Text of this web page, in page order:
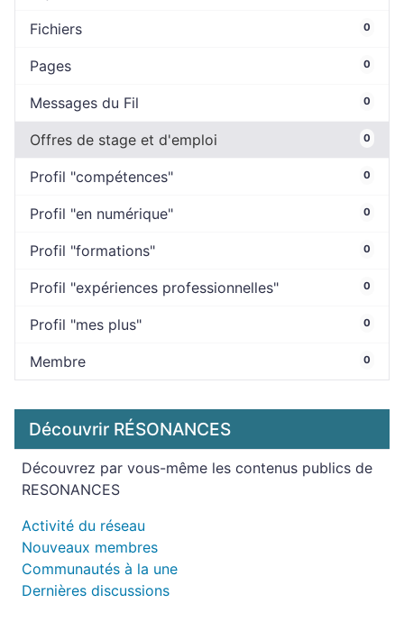
Fichiers 0
Pages 0
Messages du Fil 0
Offres de stage et d'emploi 0
Profil "compétences" 0
Profil "en numérique" 0
Profil "formations" 0
Profil "expériences professionnelles" 0
Profil "mes plus" 0
Membre 0
Découvrir RÉSONANCES
Découvrez par vous-même les contenus publics de
RESONANCES
Activité du réseau
Nouveaux membres
Communautés à la une
Dernières discussions